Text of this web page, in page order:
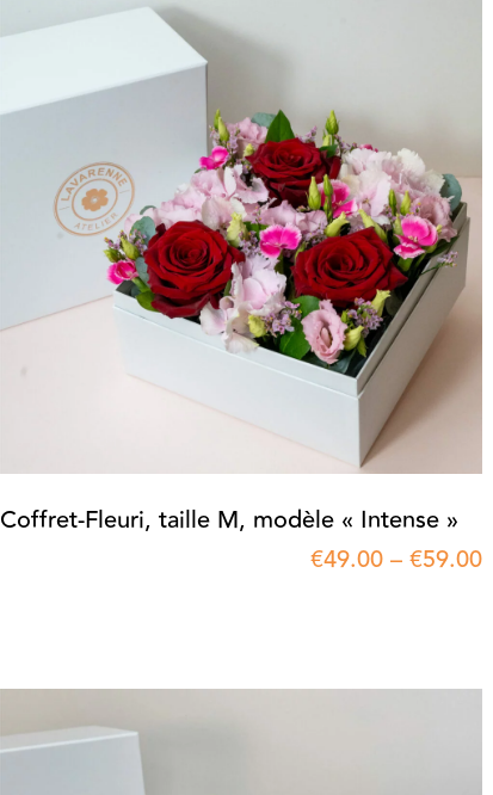
Coffret-Fleuri, taille M, modèle « Intense »
€49.00–€59.00